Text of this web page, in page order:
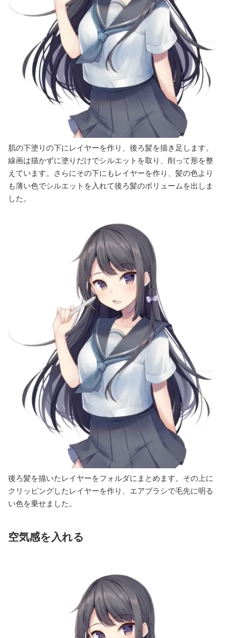
肌の下塗りの下にレイヤーを作り、後ろ髪を描き足します。
線画は描かずに塗りだけでシルエットを取り、削って形を整
えています。さらにその下にもレイヤーを作り、髪の色より
も薄い色でシルエットを入れて後ろ髪のボリュームを出しま
した。
後ろ髪を描いたレイヤーをフォルダにまとめます。その上に
クリッピングしたレイヤーを作り、エアブラシで毛先に明る
い色を乗せました。
空気感を入れる